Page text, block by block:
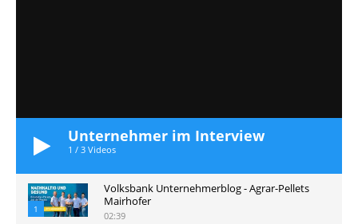
Unternehmer im Interview
1 / 3 Videos
1
Volksbank Unternehmerblog - Agrar-Pellets
Mairhofer
02:39